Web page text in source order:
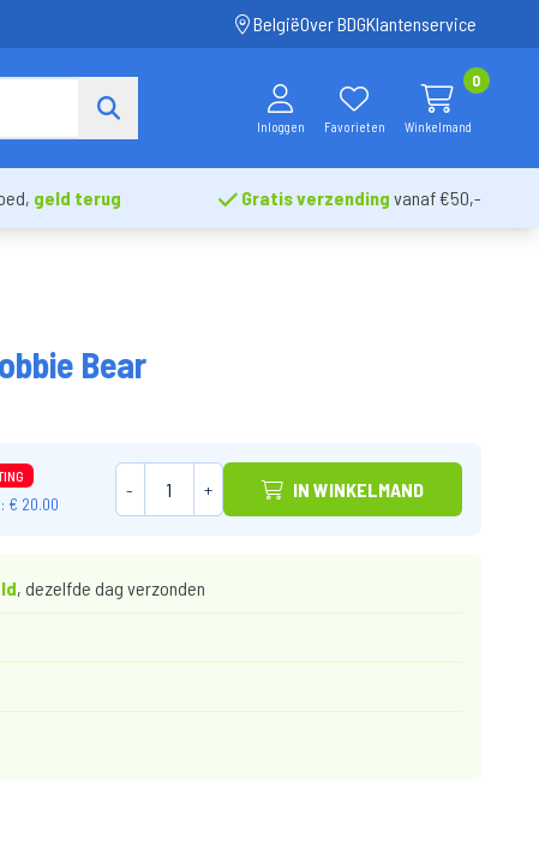
BelgiëOver BDGKlantenservice
Inloggen Favorieten
0
Winkelmand
geld terug Gratis verzending vanaf €50,-
Bear
€ 20.00
- + IN WINKELMAND
, dezelfde dag verzonden